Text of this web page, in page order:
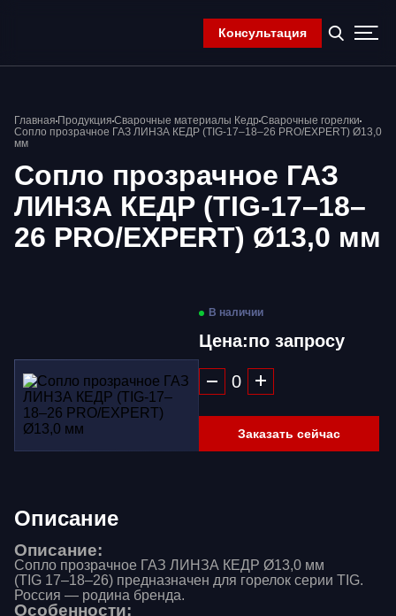
Консультация
Главная
Компания
Контакты
Корзина
Главная Продукция Сварочные материалы Кедр Сварочные горелки
Сопло прозрачное ГАЗ ЛИНЗА КЕДР (TIG-17–18–26 PRO/EXPERT) Ø13,0
мм
Сопло прозрачное ГАЗ
ЛИНЗА КЕДР (TIG-17–18–
26 PRO/EXPERT) Ø13,0 мм
В наличии
Цена:по запросу
Заказать сейчас
Описание
Описание:
Сопло прозрачное ГАЗ ЛИНЗА КЕДР Ø13,0 мм
(TIG 17–18–26) предназначен для горелок серии TIG.
Россия — родина бренда.
Особенности: